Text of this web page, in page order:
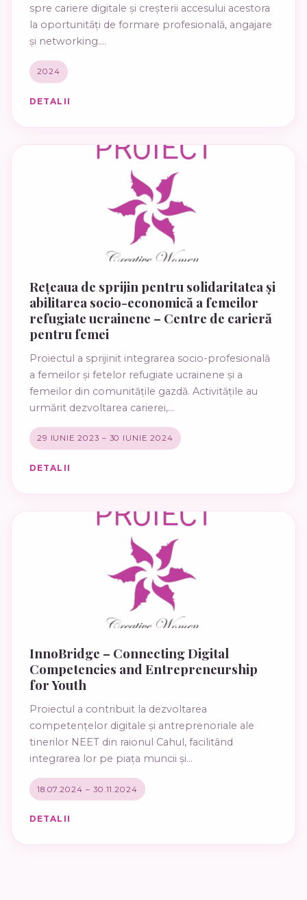
spre cariere digitale și creșterii accesului acestora
la oportunități de formare profesională, angajare
și networking....
2024
DETALII
Rețeaua de sprijin pentru solidaritatea și
abilitarea socio-economică a femeilor
refugiate ucrainene – Centre de carieră
pentru femei
Proiectul a sprijinit integrarea socio-profesională
a femeilor și fetelor refugiate ucrainene și a
femeilor din comunitățile gazdă. Activitățile au
urmărit dezvoltarea carierei,...
29 IUNIE 2023 – 30 IUNIE 2024
DETALII
InnoBridge – Connecting Digital
Competencies and Entrepreneurship
for Youth
Proiectul a contribuit la dezvoltarea
competențelor digitale și antreprenoriale ale
tinerilor NEET din raionul Cahul, facilitând
integrarea lor pe piața muncii și...
18.07.2024 – 30.11.2024
DETALII